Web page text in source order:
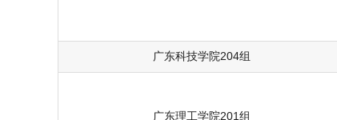
广东科技学院204组
广东理工学院201组